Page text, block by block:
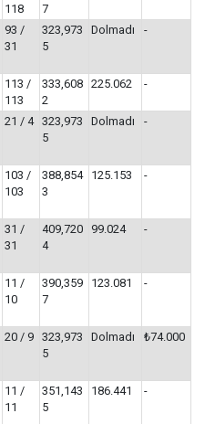
118
7
93 /
31
323,973
5
Dolmadı -
113 /
113
333,608
2
225.062 -
21 / 4 323,973
5
Dolmadı -
103 /
103
388,854
3
125.153 -
31 /
31
409,720
4
99.024 -
11 /
10
390,359
7
123.081 -
20 / 9 323,973
5
Dolmadı ₺74.000
11 /
11
351,143
5
186.441 -